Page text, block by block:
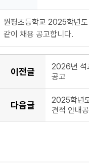
원평초등학교 2025학년
같이 채용 공고합니다.
이전글
2026년 석
공고
다음글
2025학년
견적 안내